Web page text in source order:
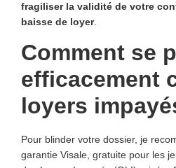
fragiliser la validité de votre
baisse de loyer.
Comment se
efficacement
loyers
Pour blinder votre dossier, je
garantie Visale, gratuite pour les